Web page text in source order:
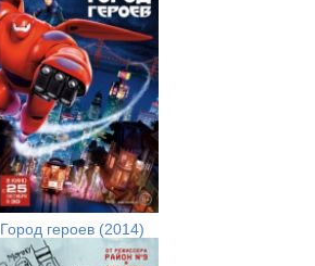
Город героев (2014)